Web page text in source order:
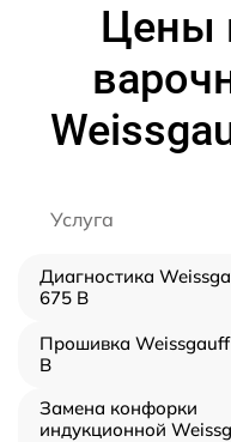
Цены
Услуга
Диагностика
675 B
Прошивка
B
Замена конфорки
индукционной